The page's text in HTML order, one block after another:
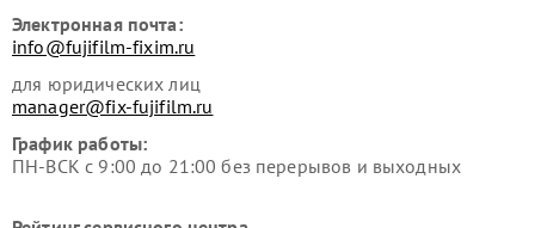
Электронная почта:
info@fujifilm-fixim.ru
для юридических лиц
manager@fix-fujifilm.ru
График работы:
ПН-ВСК с 9:00 до 21:00 без перерывов и выходных